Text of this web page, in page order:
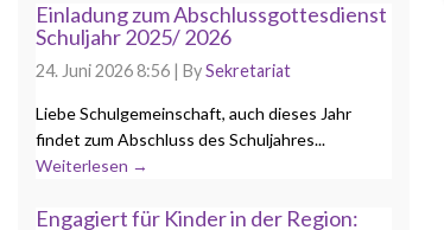
Einladung zum Abschlussgottesdienst
Schuljahr 2025/ 2026
24. Juni 2026 8:56 | BySekretariat
Liebe Schulgemeinschaft, auch dieses Jahr
findet zum Abschluss des Schuljahres...
Weiterlesen →
Engagiert für Kinder in der Region: